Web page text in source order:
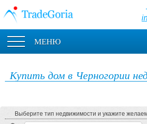
МЕНЮ
Купить дом в Черногории
Выберите тип недвижимости и укажите